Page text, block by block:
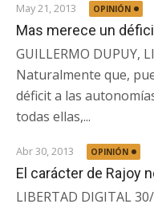
May 21, 2013 OPINIÓN
Mas merece un
GUILLERMO DUPUY,
Naturalmente que,
déficit a las
todas ellas,...
Abr 30, 2013 OPINIÓN
El carácter de Rajoy
LIBERTAD DIGITAL